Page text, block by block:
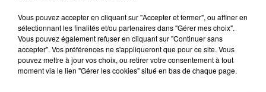
4 août 2026
Tiny Desk invite Charlie Puth pour une
live session solaire
Vous pouvez accepter en cliquant sur "Accepter et fermer", ou affiner en
sélectionnant les finalités et/ou partenaires dans "Gérer mes choix".
Vous pouvez également refuser en cliquant sur "Continuer sans
accepter". Vos préférences ne s'appliqueront que pour ce site. Vous
pouvez mettre à jour vos choix, ou retirer votre consentement à tout
moment via le lien "Gérer les cookies" situé en bas de chaque page.